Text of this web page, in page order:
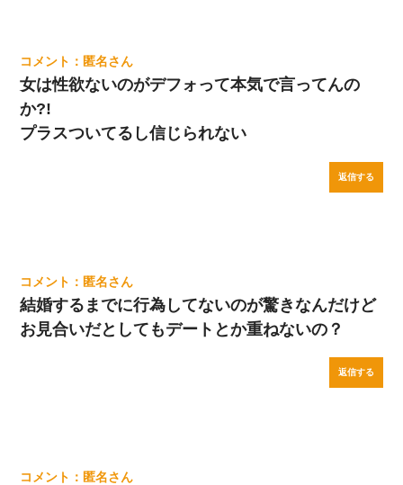
匿名
女は性欲ないのがデフォって本気で言ってんの
か?!
プラスついてるし信じられない
返信する
匿名
結婚するまでに行為してないのが驚きなんだけど
お見合いだとしてもデートとか重ねないの？
返信する
匿名